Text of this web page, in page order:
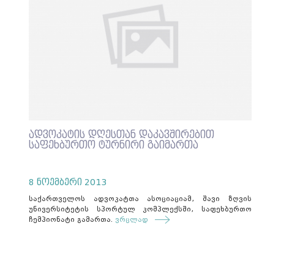
ადვოკატის დღესთან დაკავშირებით
საფეხბურთო ტურნირი გაიმართა
8 ნოემბერი 2013
საქართველოს ადვოკატთა ასოციაციამ, შავი ზღვის
უნივერსიტეტის სპორტულ კომპლექსში, საფეხბურთო
ჩემპიონატი გამართა. ვრცლად